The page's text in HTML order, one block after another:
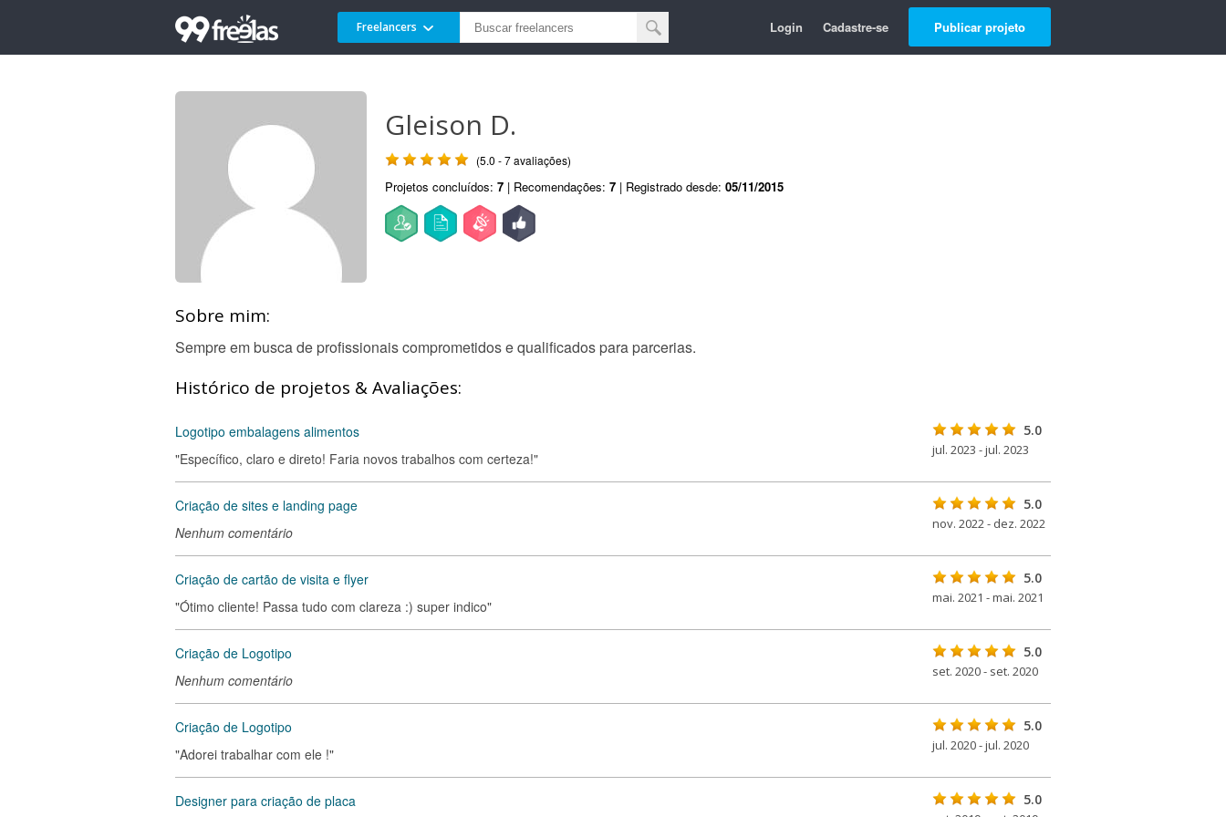
Freelancers Login Cadastre-se Publicar projeto
Gleison D.
(5.0 - 7 avaliações)
Projetos concluídos: 7 | Recomendações: 7 | Registrado desde: 05/11/2015
Sobre mim:
Sempre em busca de profissionais comprometidos e qualificados para parcerias.
Histórico de projetos & Avaliações:
Logotipo embalagens alimentos
"Específico, claro e direto! Faria novos trabalhos com certeza!"
5.0
jul. 2023 - jul. 2023
Criação de sites e landing page
Nenhum comentário
5.0
nov. 2022 - dez. 2022
Criação de cartão de visita e flyer
"Ótimo cliente! Passa tudo com clareza :) super indico"
5.0
mai. 2021 - mai. 2021
Criação de Logotipo
Nenhum comentário
5.0
set. 2020 - set. 2020
Criação de Logotipo
"Adorei trabalhar com ele !"
5.0
jul. 2020 - jul. 2020
Designer para criação de placa 5.0